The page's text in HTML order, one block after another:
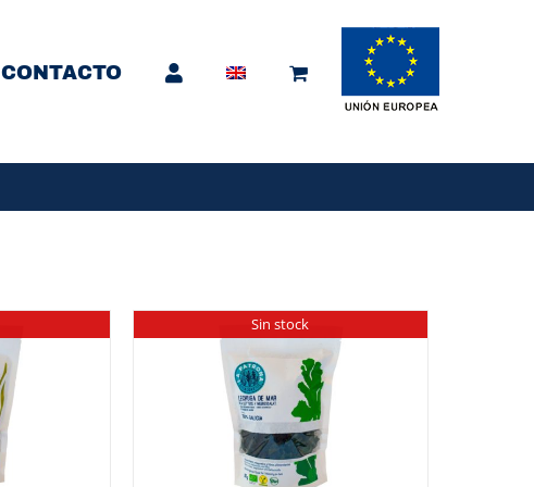
CONTACTO
Sin stock